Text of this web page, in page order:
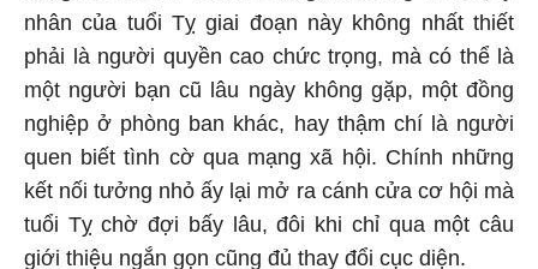
nhân của tuổi Tỵ giai đoạn này không nhất thiết
phải là người quyền cao chức trọng, mà có thể là
một người bạn cũ lâu ngày không gặp, một đồng
nghiệp ở phòng ban khác, hay thậm chí là người
quen biết tình cờ qua mạng xã hội. Chính những
kết nối tưởng nhỏ ấy lại mở ra cánh cửa cơ hội mà
tuổi Tỵ chờ đợi bấy lâu, đôi khi chỉ qua một câu
giới thiệu ngắn gọn cũng đủ thay đổi cục diện.